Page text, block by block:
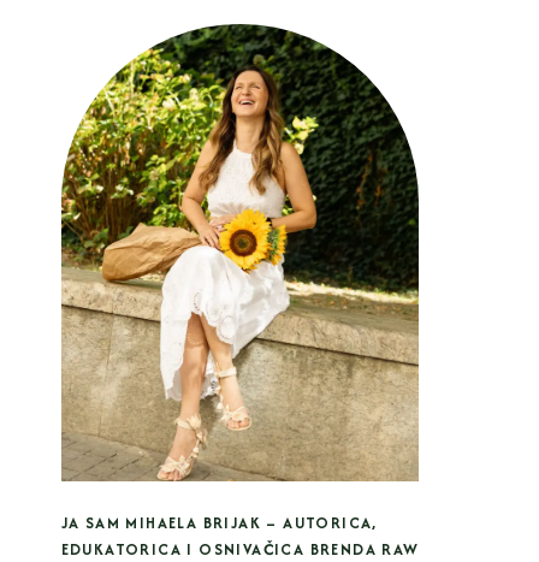
JA SAM MIHAELA BRIJAK – AUTORICA,
EDUKATORICA I OSNIVAČICA BRENDA RAW